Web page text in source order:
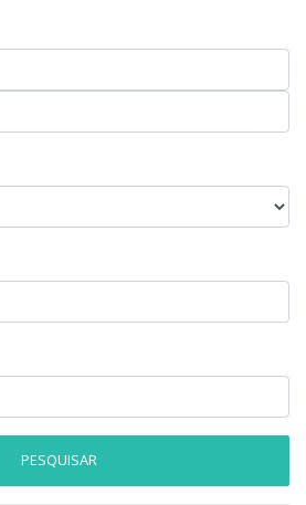
PESQUISAR